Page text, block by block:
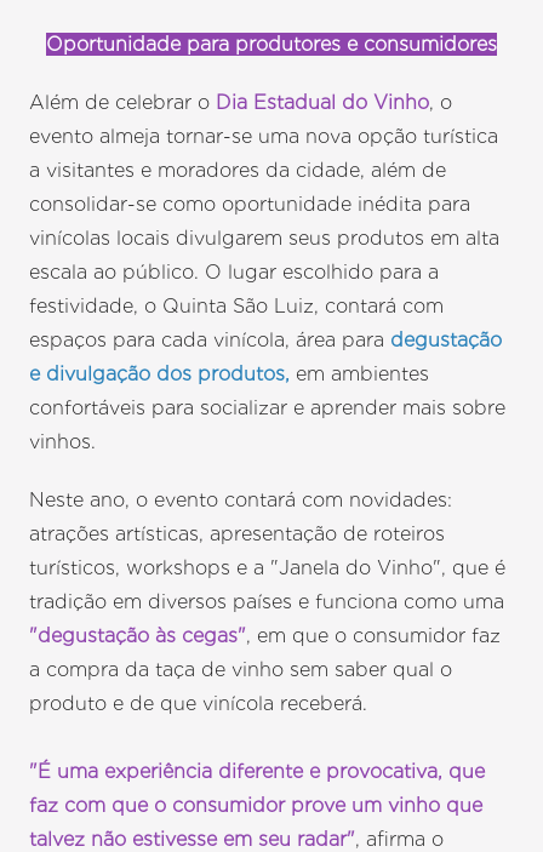
Oportunidade para produtores e consumidores
Além de celebrar o Dia Estadual do Vinho, o
evento almeja tornar-se uma nova opção turística
a visitantes e moradores da cidade, além de
consolidar-se como oportunidade inédita para
vinícolas locais divulgarem seus produtos em alta
escala ao público. O lugar escolhido para a
festividade, o Quinta São Luiz, contará com
espaços para cada vinícola, área para degustação
e divulgação dos produtos, em ambientes
confortáveis para socializar e aprender mais sobre
vinhos.
Neste ano, o evento contará com novidades:
atrações artísticas, apresentação de roteiros
turísticos, workshops e a "Janela do Vinho", que é
tradição em diversos países e funciona como uma
"degustação às cegas", em que o consumidor faz
a compra da taça de vinho sem saber qual o
produto e de que vinícola receberá.
"É uma experiência diferente e provocativa, que
faz com que o consumidor prove um vinho que
talvez não estivesse em seu radar", afirma o